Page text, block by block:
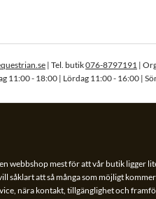
| Tel. butik076-8797191 |
11:00 - 18:00 | Lördag 11:00 - 16:00 |
webbshop mest för att vår butik ligger
såklart att så många som möjligt
nära kontakt, tillgänglighet och